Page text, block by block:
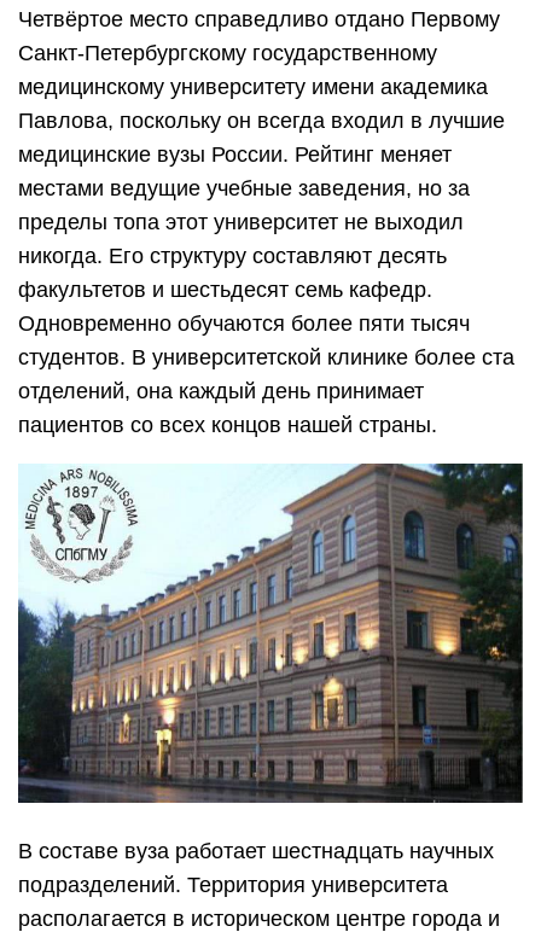
Четвёртое место справедливо отдано Первому
Санкт-Петербургскому государственному
медицинскому университету имени академика
Павлова, поскольку он всегда входил в лучшие
медицинские вузы России. Рейтинг меняет
местами ведущие учебные заведения, но за
пределы топа этот университет не выходил
никогда. Его структуру составляют десять
факультетов и шестьдесят семь кафедр.
Одновременно обучаются более пяти тысяч
студентов. В университетской клинике более ста
отделений, она каждый день принимает
пациентов со всех концов нашей страны.
В составе вуза работает шестнадцать научных
подразделений. Территория университета
располагается в историческом центре города и